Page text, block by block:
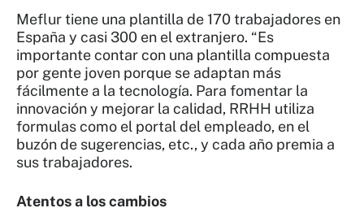
Meflur tiene una plantilla de 170 trabajadores en
España y casi 300 en el extranjero. “Es
importante contar con una plantilla compuesta
por gente joven porque se adaptan más
fácilmente a la tecnología. Para fomentar la
innovación y mejorar la calidad, RRHH utiliza
formulas como el portal del empleado, en el
buzón de sugerencias, etc., y cada año premia a
sus trabajadores.
Atentos a los cambios